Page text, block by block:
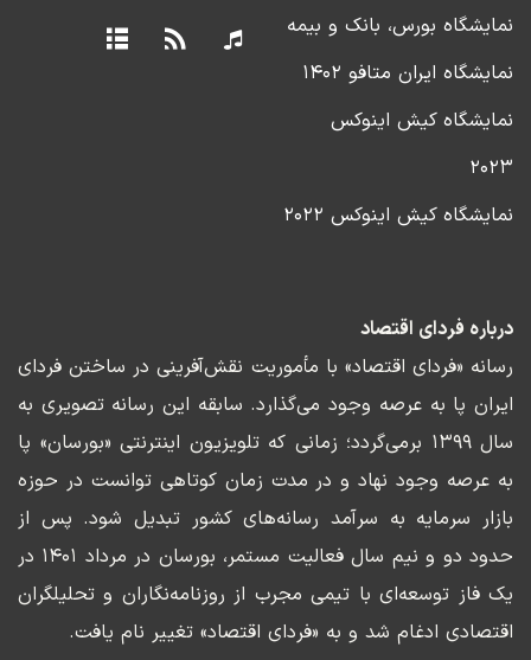
نمایشگاه بورس، بانک و بیمه
نمایشگاه ایران متافو ۱۴۰۲
نمایشگاه کیش اینوکس
۲۰۲۳
نمایشگاه کیش اینوکس ۲۰۲۲
درباره فردای اقتصاد
رسانه «فردای اقتصاد» با مأموریت نقش‌آفرینی در ساختن فردای
ایران پا به عرصه وجود می‌گذارد. سابقه این رسانه تصویری به
سال ۱۳۹۹ برمی‌گردد؛ زمانی که تلویزیون اینترنتی «بورسان» پا
به عرصه وجود نهاد و در مدت زمان کوتاهی توانست در حوزه
بازار سرمایه به سرآمد رسانه‌های کشور تبدیل شود. پس از
حدود دو و نیم سال فعالیت مستمر، بورسان در مرداد ۱۴۰۱ در
یک فاز توسعه‌ای با تیمی مجرب از روزنامه‌نگاران و تحلیلگران
اقتصادی ادغام شد و به «فردای اقتصاد» تغییر نام یافت.